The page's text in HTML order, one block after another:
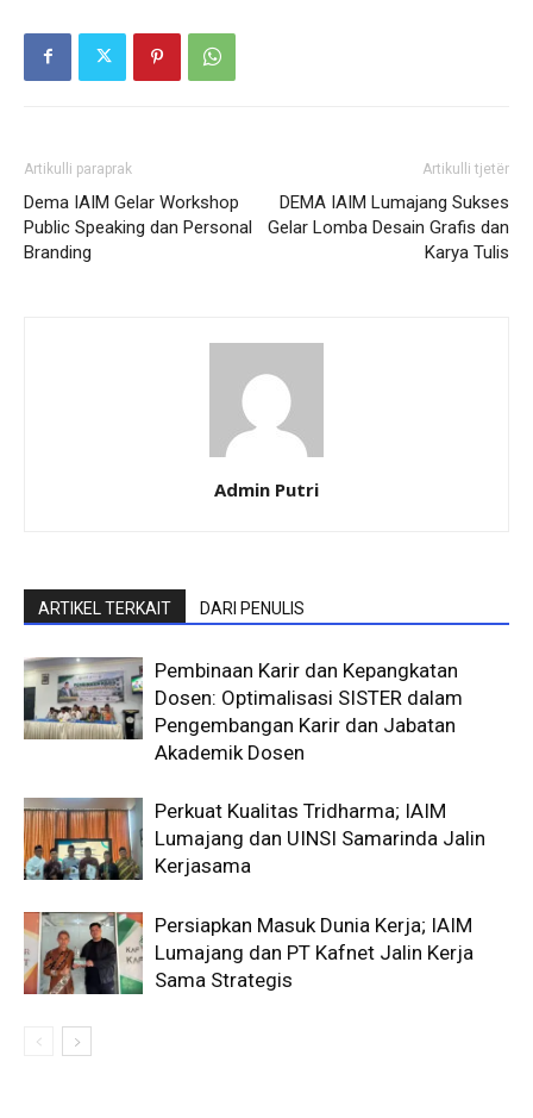
Artikulli paraprak
Dema IAIM Gelar Workshop
Public Speaking dan Personal
Branding
Artikulli tjetër
DEMA IAIM Lumajang Sukses
Gelar Lomba Desain Grafis dan
Karya Tulis
Admin Putri
ARTIKEL TERKAIT DARI PENULIS
Pembinaan Karir dan Kepangkatan
Dosen: Optimalisasi SISTER dalam
Pengembangan Karir dan Jabatan
Akademik Dosen
Perkuat Kualitas Tridharma; IAIM
Lumajang dan UINSI Samarinda Jalin
Kerjasama
Persiapkan Masuk Dunia Kerja; IAIM
Lumajang dan PT Kafnet Jalin Kerja
Sama Strategis